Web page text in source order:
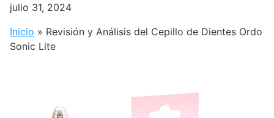
julio 31, 2024
Inicio » Revisión y Análisis del Cepillo de Dientes Ordo
Sonic Lite